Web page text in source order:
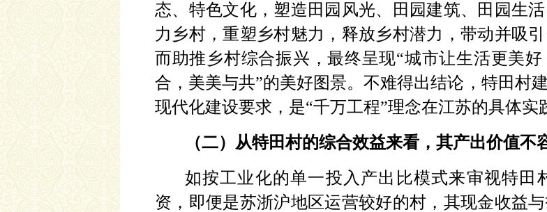
态、特色文化，塑造田园风光、田园建筑、田园生
力乡村，重塑乡村魅力，释放乡村潜力，带动并吸
而助推乡村综合振兴，最终呈现“城市让生活更美
合，美美与共”的美好图景。不难得出结论，特田村
现代化建设要求，是“千万工程”理念在江苏的具体实
（二）从特田村的综合效益来看，其产出价值不
如按工业化的单一投入产出比模式来审视特田
资，即便是苏浙沪地区运营较好的村，其现金收益